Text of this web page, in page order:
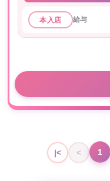
本入店 給与
|< < 1